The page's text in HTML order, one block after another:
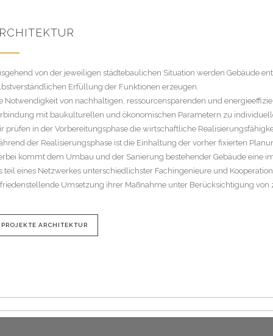
von der jeweiligen städtebaulichen Situation werden Gebäude
Erfüllung der Funktionen erzeugen.
Notwendigkeit von nachhaltigen, ressourcensparenden und
mit baukulturellen und ökonomischen Parametern zu
prüfen in der Vorbereitungsphase die wirtschaftliche
der Realisierungsphase ist die Einhaltung der vorher fixierten
kommt dem Umbau und der Sanierung bestehender Gebäude eine
teil eines Netzwerkes unterschiedlichster Fachingenieure und
Umsetzung ihrer Maßnahme unter Berücksichtigung von
PROJEKTE ARCHITEKTUR